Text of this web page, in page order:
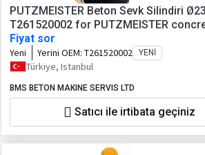
PUTZMEISTER Beton Sevk Silindiri
T261520002 for PUTZMEISTER
Fiyat sor
Yeni Yerini OEM: T261520002 YENI
Türkiye, Istanbul
BMS BETON MAKINE SERVIS LTD
Satıcı ile irtibata geçiniz